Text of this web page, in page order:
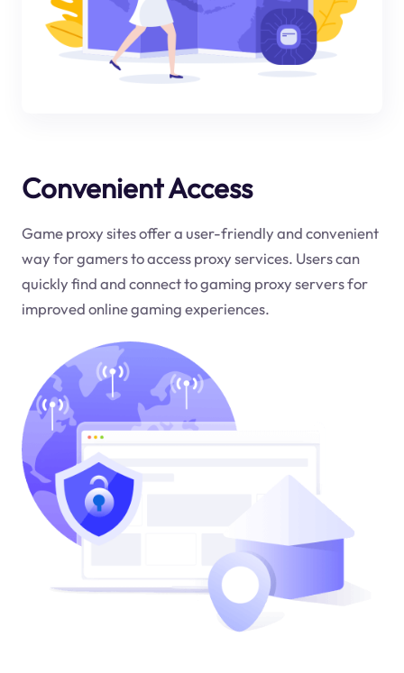
Convenient Access
Game proxy sites offer a user-friendly and convenient
way for gamers to access proxy services. Users can
quickly find and connect to gaming proxy servers for
improved online gaming experiences.